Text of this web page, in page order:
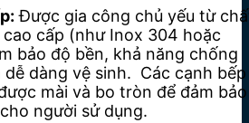
Được gia công chủ yếu từ
cao cấp (như Inox 304 hoặc
bảo độ bền, khả năng chống
dễ dàng vệ sinh. Các cạnh bếp
mài và bo tròn để đảm bảo
người sử dụng.